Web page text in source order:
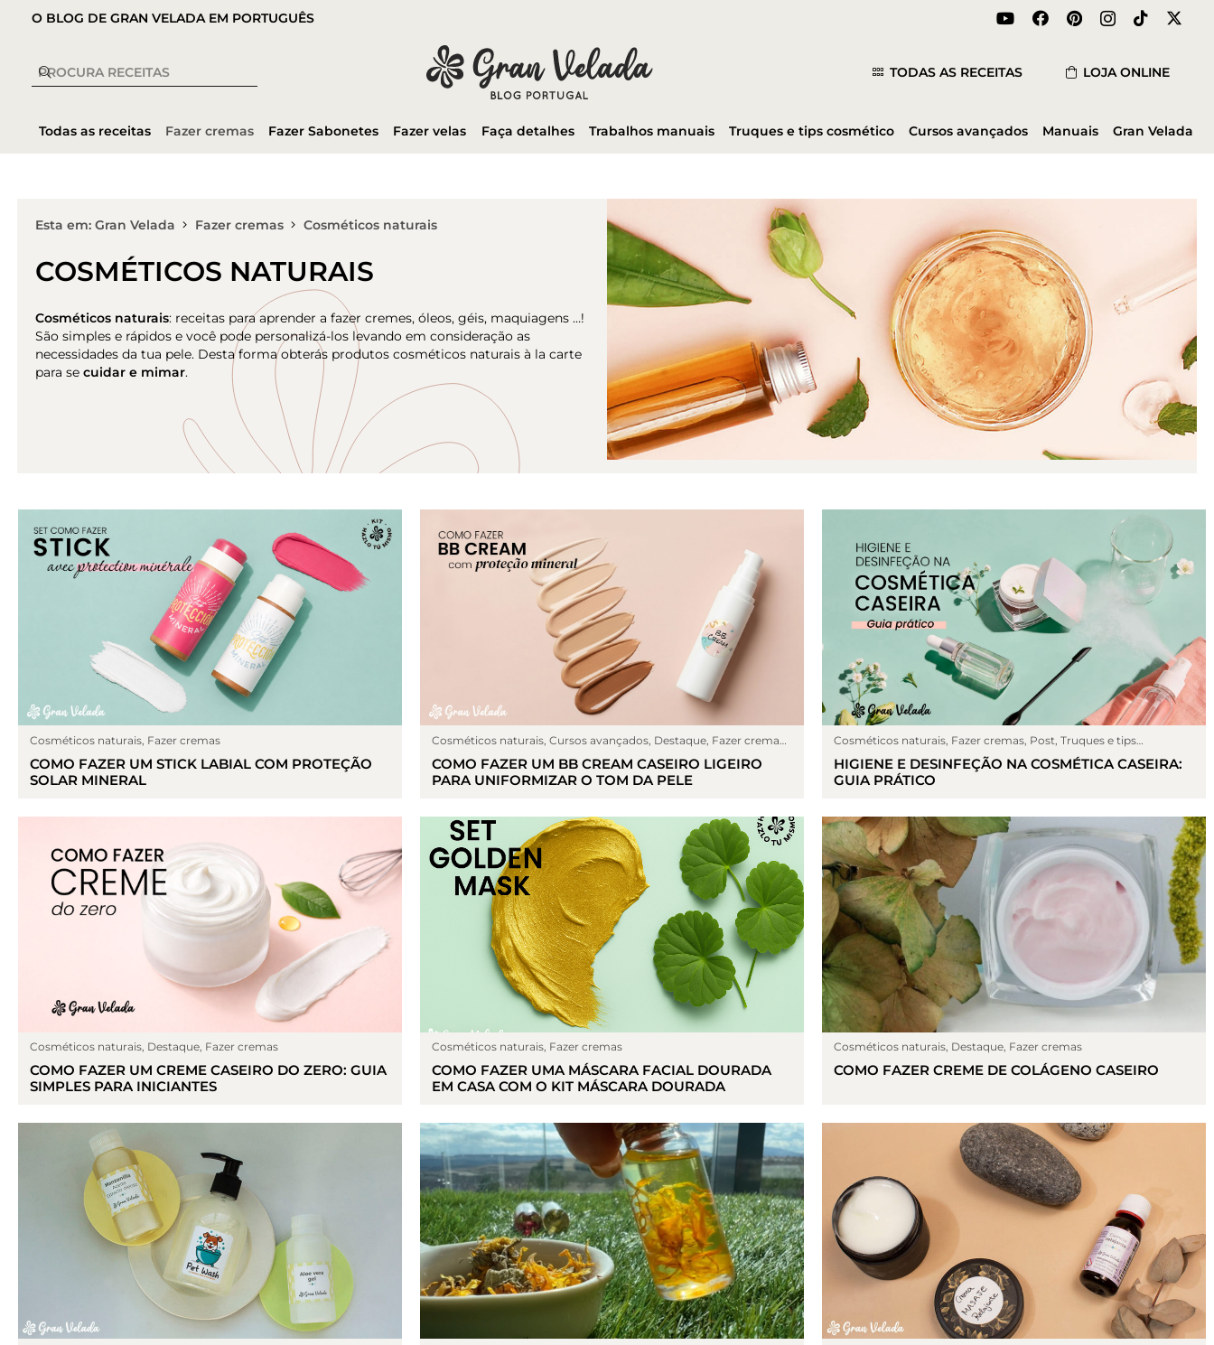
O BLOG DE GRAN VELADA EM PORTUGUÊS
TODAS AS RECEITAS LOJA ONLINE
Todas as receitas Fazer cremas Fazer Sabonetes Fazer velas Faça detalhes Trabalhos manuais Truques e tips cosmético Cursos avançados Manuais Gran Velada
Esta em: Gran Velada Fazer cremas Cosméticos naturais
COSMÉTICOS NATURAIS
Cosméticos naturais: receitas para aprender a fazer cremes, óleos, géis, maquiagens …!
São simples e rápidos e você pode personalizá-los levando em consideração as
necessidades da tua pele. Desta forma obterás produtos cosméticos naturais à la carte
para se cuidar e mimar.
Cosméticos naturais Fazer cremas
COMO FAZER UM STICK LABIAL COM PROTEÇÃO
SOLAR MINERAL
Cosméticos naturais ,Cursos avançados Destaque Fazer cremas,
Post
COMO FAZER UM BB CREAM CASEIRO LIGEIRO
PARA UNIFORMIZAR O TOM DA PELE
Cosméticos naturais Fazer cremas Post ,Truques e tips
cosmético
HIGIENE E DESINFEÇÃO NA COSMÉTICA CASEIRA:
GUIA PRÁTICO
Cosméticos naturais, Destaque, Fazer cremas
COMO FAZER UM CREME CASEIRO DO ZERO: GUIA
SIMPLES PARA INICIANTES
Cosméticos naturais, Fazer cremas
COMO FAZER UMA MÁSCARA FACIAL DOURADA
EM CASA COM O KIT MÁSCARA DOURADA
Cosméticos naturais, Destaque, Fazer cremas
COMO FAZER CREME DE COLÁGENO CASEIRO